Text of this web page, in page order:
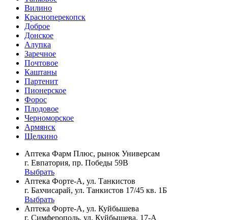
Вилино
Красноперекопск
Доброе
Донское
Алупка
Заречное
Почтовое
Каштаны
Партенит
Пионерское
Форос
Плодовое
Черноморское
Армянск
Щелкино
Аптека Фарм Плюс, рынок Универсам
г. Евпатория, пр. Победы 59В
Выбрать
Аптека Форте-А, ул. Танкистов
г. Бахчисарай, ул. Танкистов 17/45 кв. 1Б
Выбрать
Аптека Форте-А, ул. Куйбышева
г. Симферополь, ул. Куйбышева, 17-А